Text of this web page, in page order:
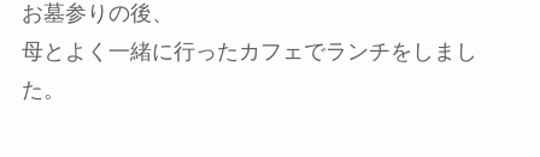
お墓参りの後、
母とよく一緒に行ったカフェでランチをしまし
た。